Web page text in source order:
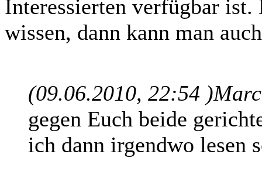
Interessierten verfügbar ist.
wissen, dann kann man
(09.06.2010, 22:54 )
gegen Euch beide
ich dann irgendwo lesen